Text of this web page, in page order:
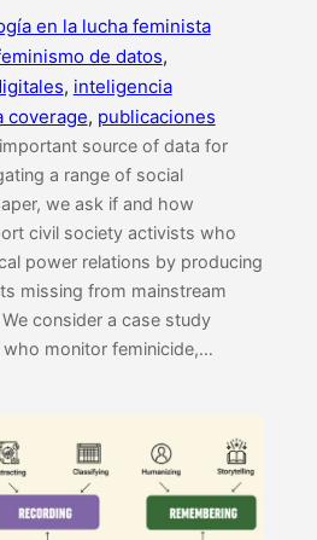
en la lucha feminista
de datos
, inteligencia
coverage, publicaciones
source of data for
a range of social
we ask if and how
civil society activists who
power relations by producing
missing from mainstream
consider a case study
monitor feminicide,…